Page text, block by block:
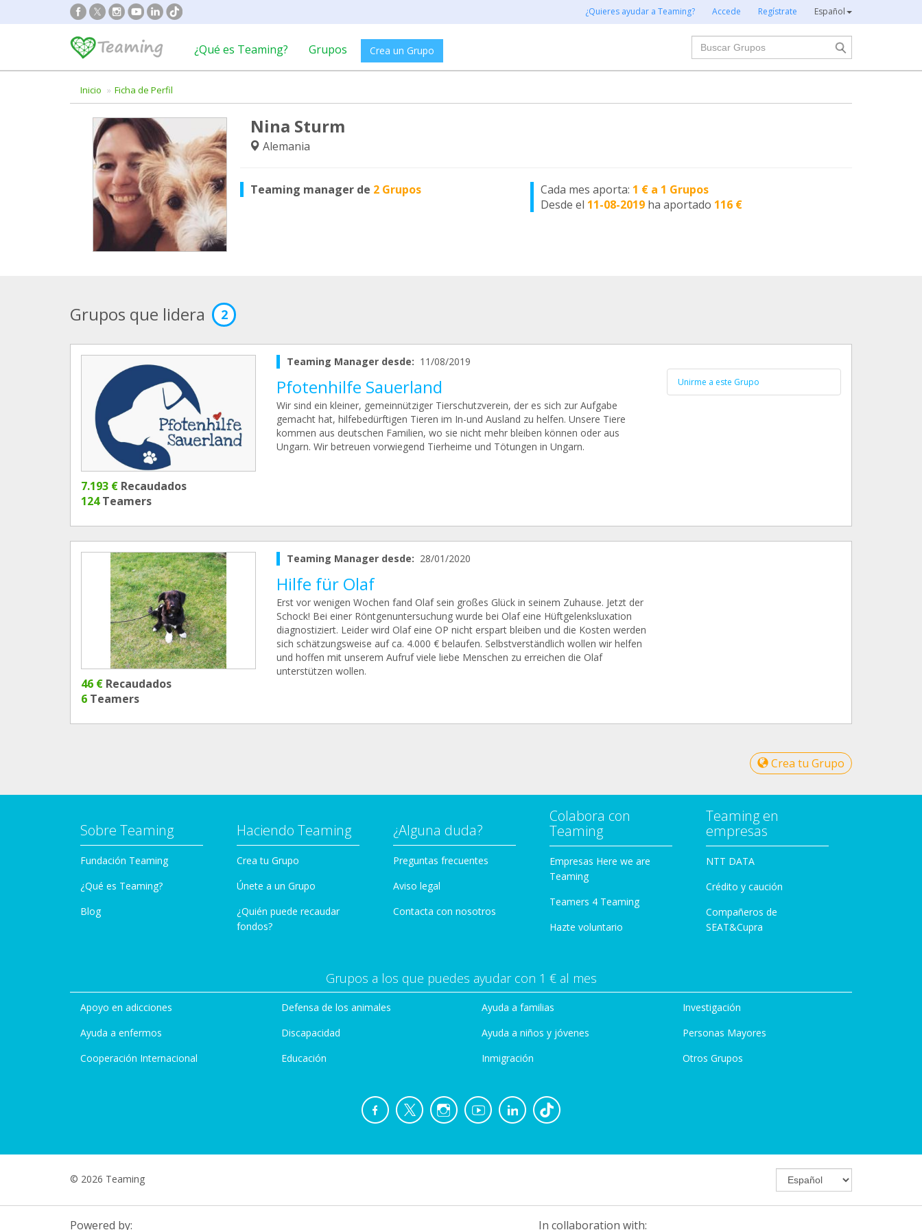
¿Quieres ayudar a Teaming? Accede Regístrate Español
¿Qué es Teaming? Grupos Crea un Grupo
Buscar
Inicio Ficha de Perfil
Nina Sturm
Alemania
Teaming manager de 2 Grupos Cada mes aporta: 1 € a 1 Grupos
Desde el 11-08-2019 ha aportado 116 €
Grupos que lidera 2
7.193 € Recaudados
124Teamers
Teaming Manager desde: 11/08/2019
Pfotenhilfe Sauerland
Wir sind ein kleiner, gemeinnütziger Tierschutzverein, der es sich zur Aufgabe
gemacht hat, hilfebedürftigen Tieren im In-und Ausland zu helfen. Unsere Tiere
kommen aus deutschen Familien, wo sie nicht mehr bleiben können oder aus
Ungarn. Wir betreuen vorwiegend Tierheime und Tötungen in Ungarn.
Unirme a este Grupo
46 € Recaudados
6 Teamers
Teaming Manager desde: 28/01/2020
Hilfe für Olaf
Erst vor wenigen Wochen fand Olaf sein großes Glück in seinem Zuhause. Jetzt der
Schock! Bei einer Röntgenuntersuchung wurde bei Olaf eine Hüftgelenksluxation
diagnostiziert. Leider wird Olaf eine OP nicht erspart bleiben und die Kosten werden
sich schätzungsweise auf ca. 4.000 € belaufen. Selbstverständlich wollen wir helfen
und hoffen mit unserem Aufruf viele liebe Menschen zu erreichen die Olaf
unterstützen wollen.
Crea tu Grupo
Sobre Teaming
Fundación Teaming
¿Qué es Teaming?
Blog
Haciendo Teaming
Crea tu Grupo
Únete a un Grupo
¿Quién puede recaudar
fondos?
¿Alguna duda?
Preguntas frecuentes
Aviso legal
Contacta con nosotros
Colabora con
Teaming
Empresas Here we are
Teaming
Teamers 4 Teaming
Hazte voluntario
Teaming en
empresas
NTT DATA
Crédito y caución
Compañeros de
SEAT&Cupra
Grupos a los que puedes ayudar con 1 € al mes
Apoyo en adicciones
Ayuda a enfermos
Cooperación Internacional
Defensa de los animales
Discapacidad
Educación
Ayuda a familias
Ayuda a niños y jóvenes
Inmigración
Investigación
Personas Mayores
Otros Grupos
© 2026 Teaming
Powered by: In collaboration with: